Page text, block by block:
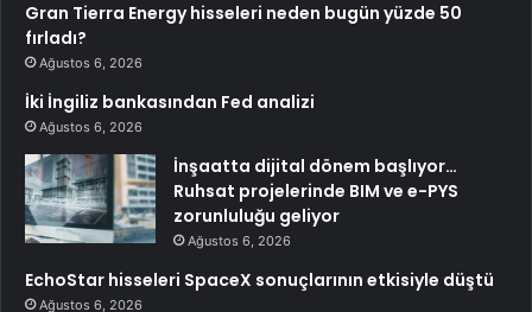
Gran Tierra Energy hisseleri neden bugün yüzde 50
fırladı?
Ağustos 6, 2026
İki İngiliz bankasından Fed analizi
Ağustos 6, 2026
İnşaatta dijital dönem başlıyor…
Ruhsat projelerinde BIM ve e-PYS
zorunluluğu geliyor
Ağustos 6, 2026
EchoStar hisseleri SpaceX sonuçlarının etkisiyle düştü
Ağustos 6, 2026